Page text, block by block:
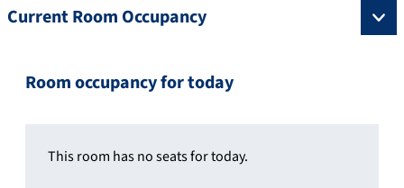
Current Room Occupancy
Room occupancy for today
This room has no seats for today.